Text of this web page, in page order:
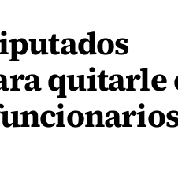
quitarle